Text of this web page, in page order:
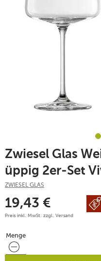
Zwiesel Glas
üppig 2er-Set
ZWIESEL GLAS
19,43 €
Preis inkl. MwSt. zzgl. Versand
Menge
Menge